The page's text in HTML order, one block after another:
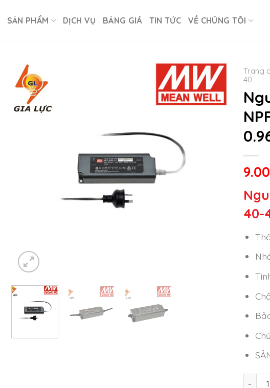
SẢN PHẨM DỊCH VỤ BẢNG GIÁ TIN TỨC VỀ CHÚNG TÔI
Trang
40
40-